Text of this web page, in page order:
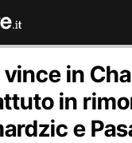
vince in
in
e